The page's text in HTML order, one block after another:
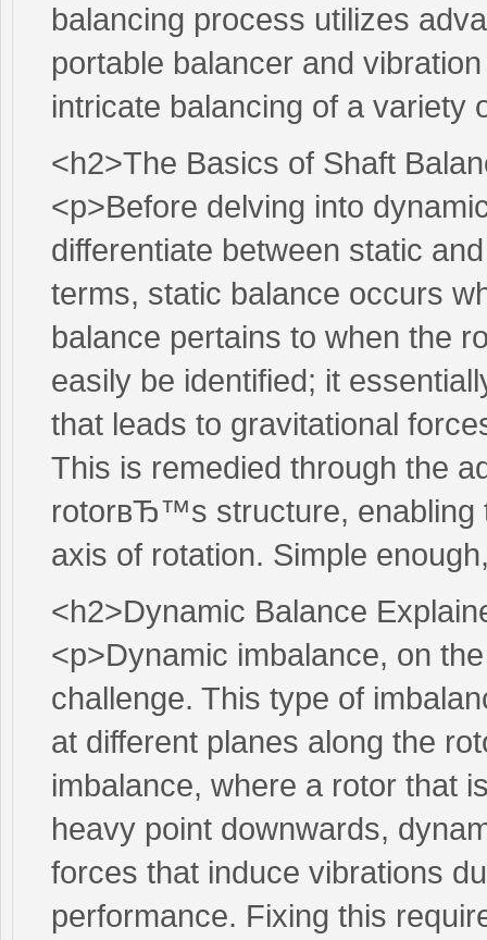
balancing process utilizes
portable balancer and
intricate balancing of a variety
<h2>The Basics of Shaft
<p>Before delving into
differentiate between static
terms, static balance occurs
balance pertains to when the
easily be identified; it
that leads to gravitational
This is remedied through the
rotorвЂ™s structure, enabling
axis of rotation. Simple
<h2>Dynamic Balance
<p>Dynamic imbalance, on
challenge. This type of
at different planes along the
imbalance, where a rotor that
heavy point downwards,
forces that induce vibrations
performance. Fixing this